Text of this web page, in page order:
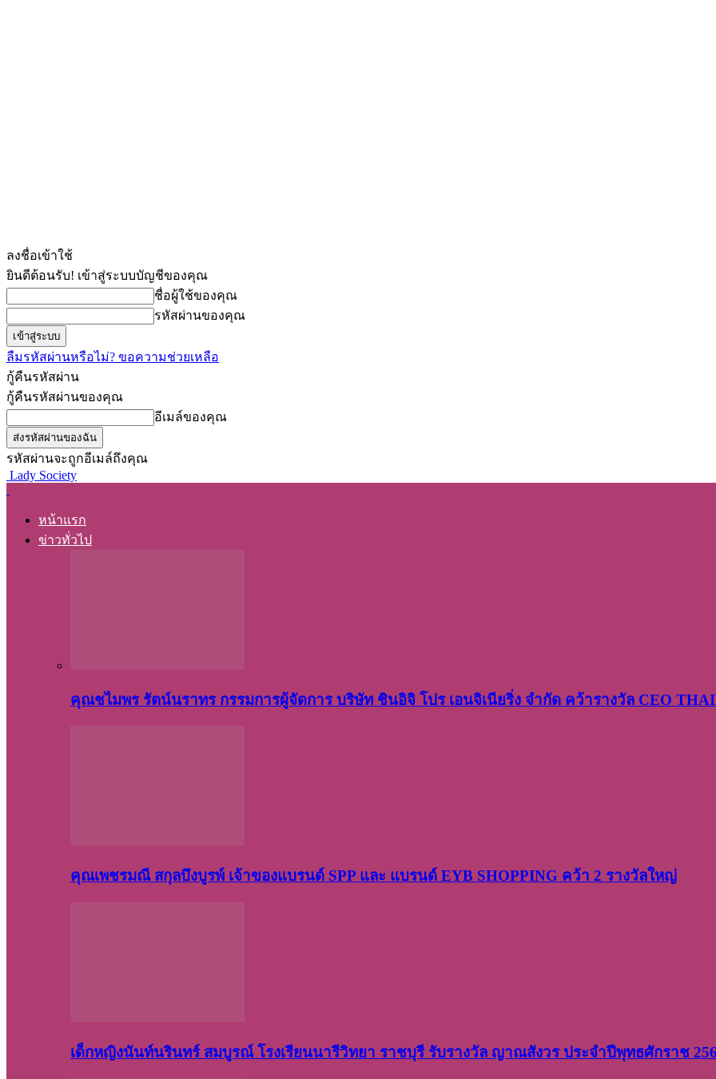
ลงชื่อเข้าใช้
ยินดีต้อนรับ! เข้าสู่ระบบบัญชีของคุณ
ชื่อผู้ใช้ของคุณ
รหัสผ่านของคุณ
ลืมรหัสผ่านหรือไม่? ขอความช่วยเหลือ
กู้คืนรหัสผ่าน
กู้คืนรหัสผ่านของคุณ
อีเมล์ของคุณ
รหัสผ่านจะถูกอีเมล์ถึงคุณ
Lady Society
หน้าแรก
ข่าวทั่วไป
คุณชไมพร​ รัตน์​นรา​ทร​ กรรมการ​ผู้จัดการ บริษัท​ ชินอิจิ​ โปร​ เอน​จิเนีย​ริ่ง​ จำกัด คว้ารางวัล CEO
คุณเพชรมณี สกุลบึงบูรพ์ เจ้าของแบรนด์ SPP และ แบรนด์ EYB SHOPPING คว้า 2 รางวัลใหญ่
เด็กหญิงนันท์นรินทร์ สมบูรณ์ โรงเรียนนารีวิทยา ราชบุรี รับรางวัล ญาณสังวร ประจำปีพุทธศักราช